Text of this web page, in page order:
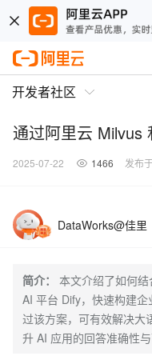
开发者社区
通过阿里云 Milvus
2025-07-22 1466 发布
DataWorks@佳里
简介：
本文介绍了如何
AI 平台 Dify，快速构建
过该方案，可有效解决大
升 AI 应用的回答准确性与